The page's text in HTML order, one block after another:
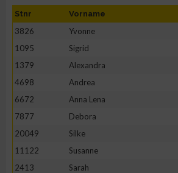
Stnr Vorname
3826 Yvonne
1095
Sigrid
1379
Alexandra
4698
Andrea
6672
Anna Lena
7877
Debora
20049
Silke
11122
Susanne
2413
Sarah